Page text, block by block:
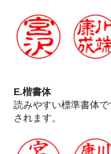
E.楷書体
読みやすい標準書体
されます。